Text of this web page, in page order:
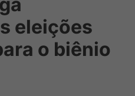
eleições
o biênio